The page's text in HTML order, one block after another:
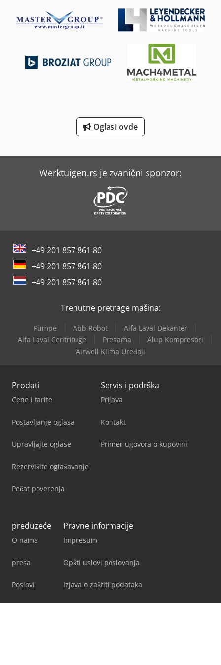
Kovosvit Mas Mcv 1270
Kögel Box
Müller Martini Ventura Mc 200
Scherer Feinbau Vdz 220 / Ds
Weinbrenner Tsv 16/4100
Weinbrenner Tsv 6/3050
Oglasi ovde
Werktuigen.rs je zvanični sponzor:
+49 201 857 861 80
+49 201 857 861 80
+49 201 857 861 80
Trenutne pretrage mašina:
Pumpe Abb Robot
Alfa Laval Dekanter
Alfa Laval Centrifuge
Presama
Alup Kompresori
Airwell Klima Uređaji
Prodati
Cene i tarife
Postavljanje oglasa
Upravljajte oglase
Rezervišite oglašavanje
Pečat poverenja
Servis i podrška
Prijava
Kontakt
Primer ugovora o kupovini
preduzeće
O nama
presa
Poslovi
Pravne informacije
Impresum
Opšti uslovi poslovanja
Izjava o zaštiti podataka